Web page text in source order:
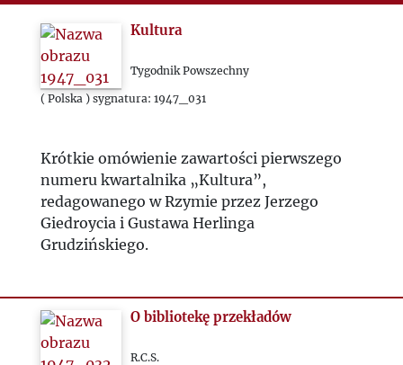
1949
1952
1955
Kultura
Tygodnik Powszechny
( Polska ) sygnatura: 1947_031
Krótkie omówienie zawartości pierwszego
numeru kwartalnika „Kultura”,
redagowanego w Rzymie przez Jerzego
Giedroycia i Gustawa Herlinga
Grudzińskiego.
O bibliotekę przekładów
R.C.S.